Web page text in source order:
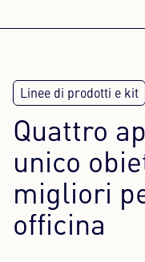
Quattro
unico
migliori
officina